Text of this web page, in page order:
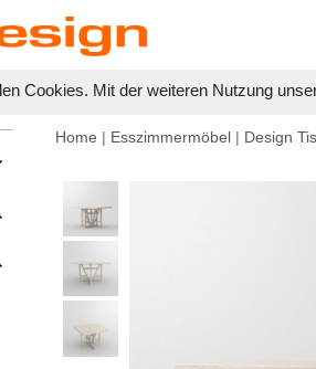
Cookies. Mit der weiteren Nutzung
Home | Esszimmermöbel | Design